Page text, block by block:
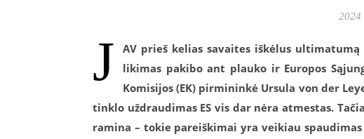
2024
J
AV prieš kelias savaites iškėlus
likimas pakibo ant plauko ir Europos
Komisijos (EK) pirmininkė Ursula von der
tinklo uždraudimas ES vis dar nėra atmestas.
ramina – tokie pareiškimai yra veikiau